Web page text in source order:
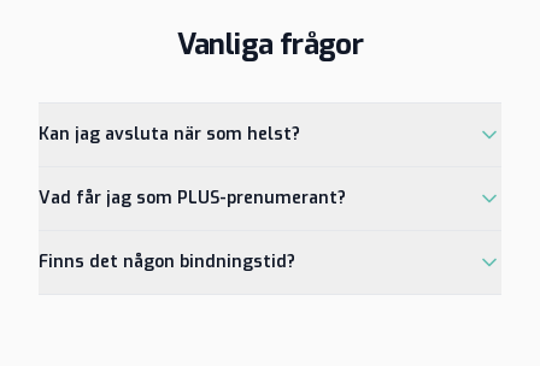
Vanliga frågor
Kan jag avsluta när som helst?
Vad får jag som PLUS-prenumerant?
Finns det någon bindningstid?